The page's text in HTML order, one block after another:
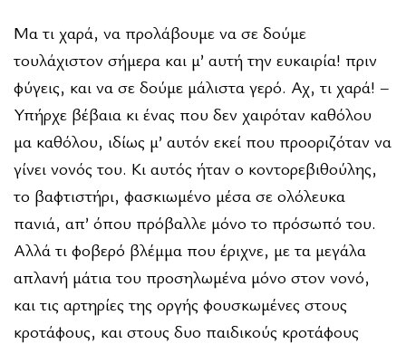
Μα τι χαρά, να προλάβουμε να σε δούμε
τουλάχιστον σήμερα και μ’ αυτή την ευκαιρία! πριν
φύγεις, και να σε δούμε μάλιστα γερό. Αχ, τι χαρά! –
Υπήρχε βέβαια κι ένας που δεν χαιρόταν καθόλου
μα καθόλου, ιδίως μ’ αυτόν εκεί που προοριζόταν να
γίνει νονός του. Κι αυτός ήταν ο κοντορεβιθούλης,
το βαφτιστήρι, φασκιωμένο μέσα σε ολόλευκα
πανιά, απ’ όπου πρόβαλλε μόνο το πρόσωπό του.
Αλλά τι φοβερό βλέμμα που έριχνε, με τα μεγάλα
απλανή μάτια του προσηλωμένα μόνο στον νονό,
και τις αρτηρίες της οργής φουσκωμένες στους
κροτάφους, και στους δυο παιδικούς κροτάφους